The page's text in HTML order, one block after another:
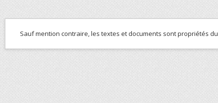
Sauf mention contraire, les textes et documents sont propriétés